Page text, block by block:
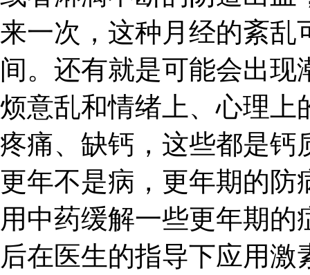
来一次，这种月经的紊乱
间。还有就是可能会出
烦意乱和情绪上、心理上
疼痛、缺钙，这些都是钙
更年不是病，更年期的防
用中药缓解一些更年期
后在医生的指导下应用